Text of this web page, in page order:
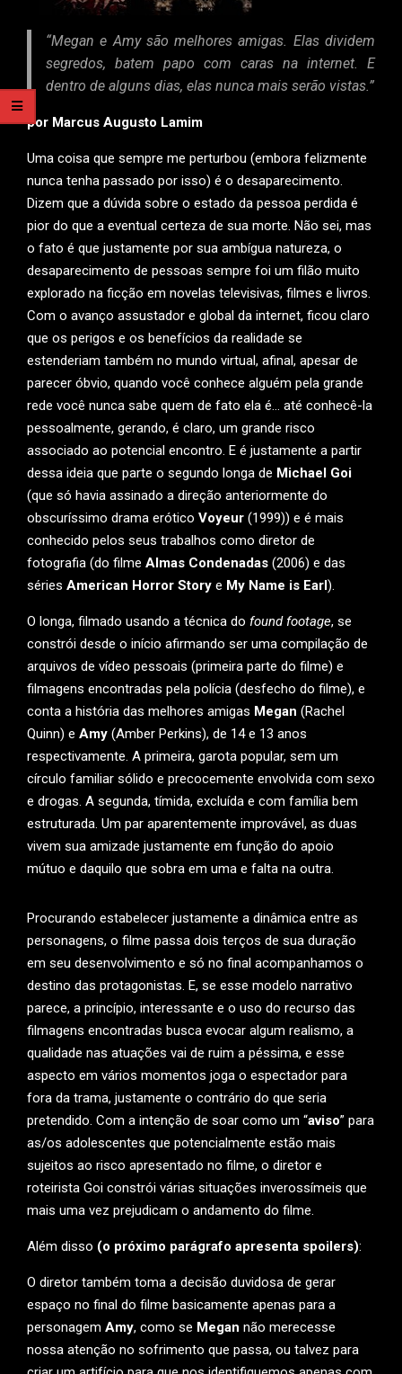
“Megan e Amy são melhores amigas. Elas dividem
segredos, batem papo com caras na internet. E
dentro de alguns dias, elas nunca mais serão vistas.”
por Marcus Augusto Lamim
Uma coisa que sempre me perturbou (embora felizmente
nunca tenha passado por isso) é o desaparecimento.
Dizem que a dúvida sobre o estado da pessoa perdida é
pior do que a eventual certeza de sua morte. Não sei, mas
o fato é que justamente por sua ambígua natureza, o
desaparecimento de pessoas sempre foi um filão muito
explorado na ficção em novelas televisivas, filmes e livros.
Com o avanço assustador e global da internet, ficou claro
que os perigos e os benefícios da realidade se
estenderiam também no mundo virtual, afinal, apesar de
parecer óbvio, quando você conhece alguém pela grande
rede você nunca sabe quem de fato ela é… até conhecê-la
pessoalmente, gerando, é claro, um grande risco
associado ao potencial encontro. E é justamente a partir
dessa ideia que parte o segundo longa de Michael Goi
(que só havia assinado a direção anteriormente do
obscuríssimo drama erótico Voyeur (1999)) e é mais
conhecido pelos seus trabalhos como diretor de
fotografia (do filme Almas Condenadas (2006) e das
séries American Horror Story e My Name is Earl).
O longa, filmado usando a técnica do found footage, se
constrói desde o início afirmando ser uma compilação de
arquivos de vídeo pessoais (primeira parte do filme) e
filmagens encontradas pela polícia (desfecho do filme), e
conta a história das melhores amigas Megan (Rachel
Quinn) e Amy (Amber Perkins), de 14 e 13 anos
respectivamente. A primeira, garota popular, sem um
círculo familiar sólido e precocemente envolvida com sexo
e drogas. A segunda, tímida, excluída e com família bem
estruturada. Um par aparentemente improvável, as duas
vivem sua amizade justamente em função do apoio
mútuo e daquilo que sobra em uma e falta na outra.
Procurando estabelecer justamente a dinâmica entre as
personagens, o filme passa dois terços de sua duração
em seu desenvolvimento e só no final acompanhamos o
destino das protagonistas. E, se esse modelo narrativo
parece, a princípio, interessante e o uso do recurso das
filmagens encontradas busca evocar algum realismo, a
qualidade nas atuações vai de ruim a péssima, e esse
aspecto em vários momentos joga o espectador para
fora da trama, justamente o contrário do que seria
pretendido. Com a intenção de soar como um “aviso” para
as/os adolescentes que potencialmente estão mais
sujeitos ao risco apresentado no filme, o diretor e
roteirista Goi constrói várias situações inverossímeis que
mais uma vez prejudicam o andamento do filme.
Além disso (o próximo parágrafo apresenta spoilers):
O diretor também toma a decisão duvidosa de gerar
espaço no final do filme basicamente apenas para a
personagem Amy, como se Megan não merecesse
nossa atenção no sofrimento que passa, ou talvez para